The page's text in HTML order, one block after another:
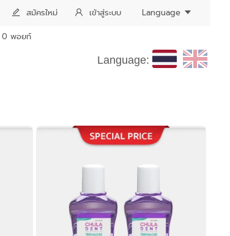
สมัครใหม่ เข้าสู่ระบบ Language
0 พอยท์
Language: